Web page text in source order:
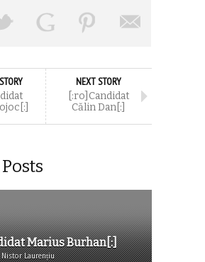
NEXT STORY
[:ro]Candidat
Călin Dan[:]
Marius Burhan[:]
Laurențiu